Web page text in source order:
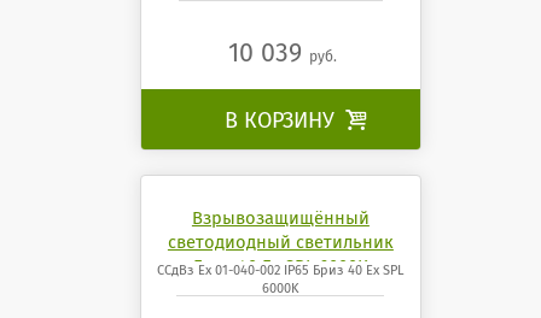
10 039 руб.
В КОРЗИНУ 
Взрывозащищённый
светодиодный светильник
Бриз 40 Ех SPL 6000K
ССдВз Ех 01-040-002 IP65 Бриз 40 Ех SPL
6000K